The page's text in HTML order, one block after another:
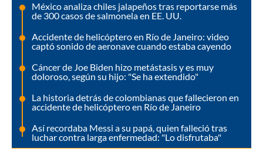
México analiza chiles jalapeños tras reportarse más
de 300 casos de salmonela en EE. UU.
Accidente de helicóptero en Río de Janeiro: video
captó sonido de aeronave cuando estaba cayendo
Cáncer de Joe Biden hizo metástasis y es muy
doloroso, según su hijo: "Se ha extendido"
La historia detrás de colombianas que fallecieron en
accidente de helicóptero en Río de Janeiro
Así recordaba Messi a su papá, quien falleció tras
luchar contra larga enfermedad: "Lo disfrutaba"